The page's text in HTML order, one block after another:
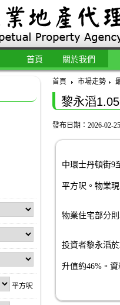
首頁 關於我們
首頁 市場走勢
黎永滔
發布日期：2026-02-25
中環士丹頓街9
平方呎。物業
物業住宅部分
投資者黎永滔
升值約46%。
平方呎